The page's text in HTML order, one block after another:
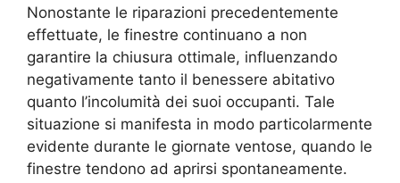
Nonostante le riparazioni precedentemente
effettuate, le finestre continuano a non
garantire la chiusura ottimale, influenzando
negativamente tanto il benessere abitativo
quanto l’incolumità dei suoi occupanti. Tale
situazione si manifesta in modo particolarmente
evidente durante le giornate ventose, quando le
finestre tendono ad aprirsi spontaneamente.